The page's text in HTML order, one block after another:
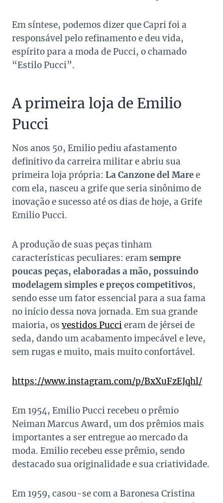
Em síntese, podemos dizer que Capri foi a
responsável pelo refinamento e deu vida,
espírito para a moda de Pucci, o chamado
“Estilo Pucci”.
A primeira loja de Emilio
Pucci
Nos anos 50, Emilio pediu afastamento
definitivo da carreira militar e abriu sua
primeira loja própria: La Canzone del Maree
com ela, nasceu a grife que seria sinônimo de
inovação e sucesso até os dias de hoje, a Grife
Emilio Pucci.
A produção de suas peças tinham
características peculiares: eramsempre
poucas peças, elaboradas a mão, possuindo
modelagem simples e preços competitivos,
sendo esse um fator essencial para a sua fama
no início dessa nova jornada. Em sua grande
maioria, os vestidos Puccieram de jérsei de
seda, dando um acabamento impecável e leve,
sem rugas e muito, mais muito confortável.
https://www.instagram.com/p/BxXuFzEJqhl/
Em 1954, Emilio Pucci recebeu o prêmio
Neiman Marcus Award, um dos prêmios mais
importantes a ser entregue ao mercado da
moda. Emilio recebeu esse prêmio, sendo
destacado sua originalidade e sua criatividade.
Em 1959, casou-se com a Baronesa Cristina